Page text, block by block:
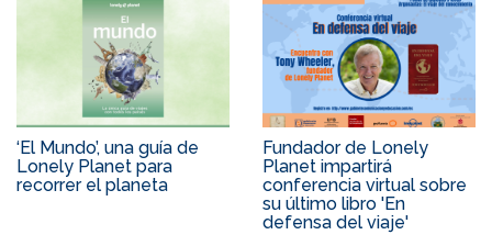
‘El Mundo’, una guía de
Lonely Planet para
recorrer el planeta
Fundador de Lonely
Planet impartirá
conferencia virtual sobre
su último libro 'En
defensa del viaje'